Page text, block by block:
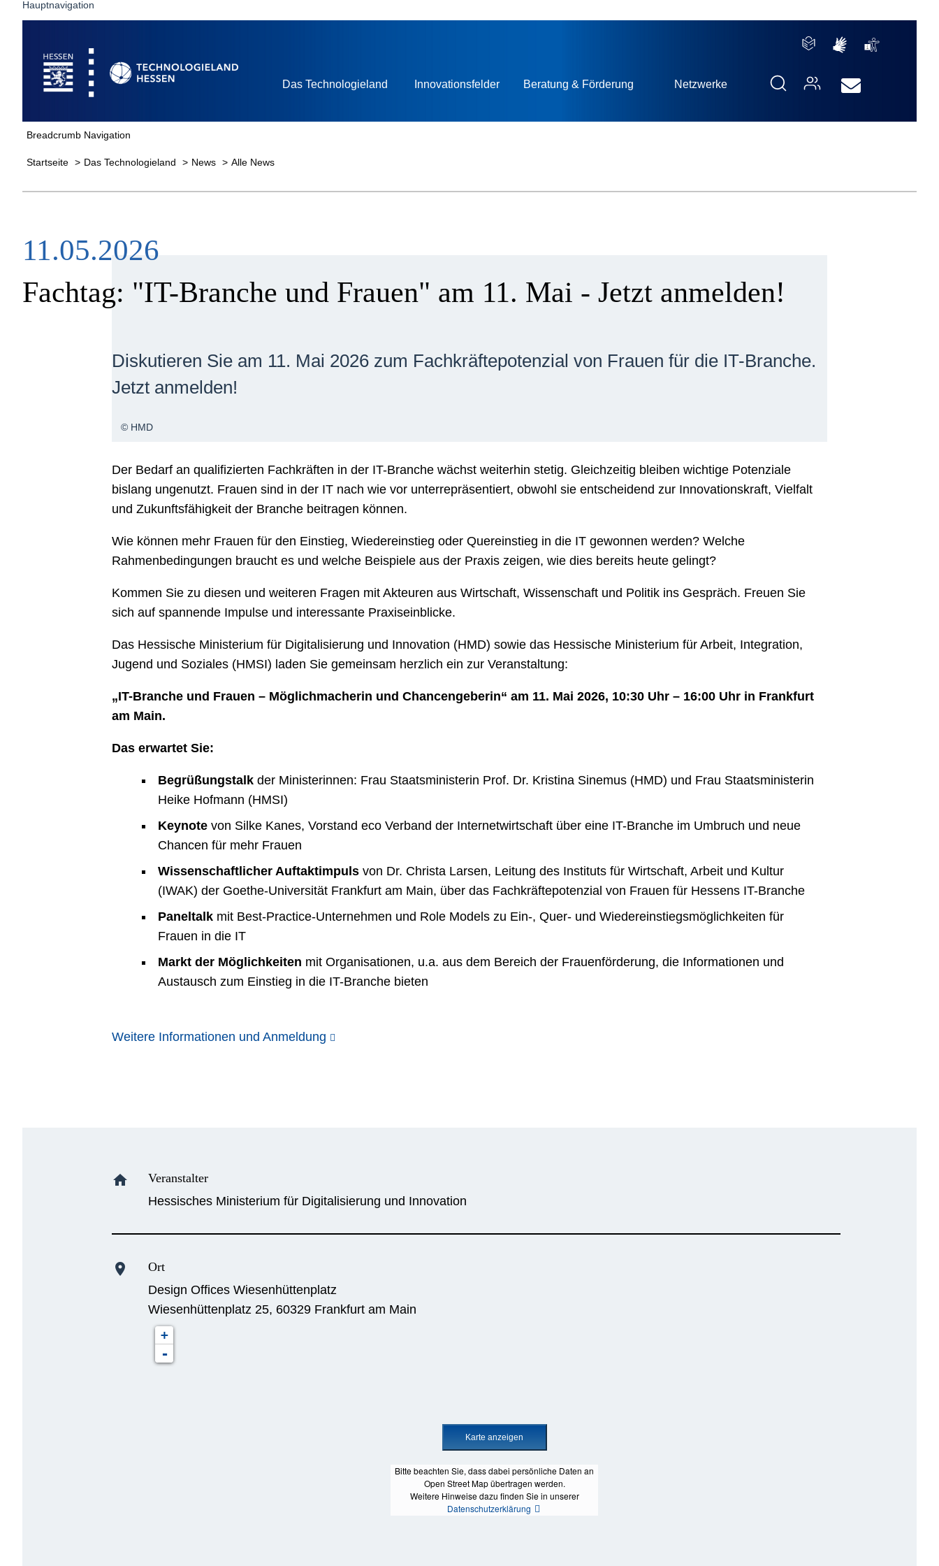
Hauptnavigation
Startseite
Das Technologieland Innovationsfelder Beratung & Förderung Netzwerke
Breadcrumb Navigation
Startseite Das Technologieland News Alle News
11.05.2026
Fachtag: "IT-Branche und Frauen" am 11. Mai - Jetzt anmelden!
Diskutieren Sie am 11. Mai 2026 zum Fachkräftepotenzial von Frauen für die IT-Branche.
Jetzt anmelden!
© HMD
Der Bedarf an qualifizierten Fachkräften in der IT-Branche wächst weiterhin stetig. Gleichzeitig bleiben wichtige Potenziale
bislang ungenutzt. Frauen sind in der IT nach wie vor unterrepräsentiert, obwohl sie entscheidend zur Innovationskraft, Vielfalt
und Zukunftsfähigkeit der Branche beitragen können.
Wie können mehr Frauen für den Einstieg, Wiedereinstieg oder Quereinstieg in die IT gewonnen werden? Welche
Rahmenbedingungen braucht es und welche Beispiele aus der Praxis zeigen, wie dies bereits heute gelingt?
Kommen Sie zu diesen und weiteren Fragen mit Akteuren aus Wirtschaft, Wissenschaft und Politik ins Gespräch. Freuen Sie
sich auf spannende Impulse und interessante Praxiseinblicke.
Das Hessische Ministerium für Digitalisierung und Innovation (HMD) sowie das Hessische Ministerium für Arbeit, Integration,
Jugend und Soziales (HMSI) laden Sie gemeinsam herzlich ein zur Veranstaltung:
„IT-Branche und Frauen – Möglichmacherin und Chancengeberin“ am 11. Mai 2026, 10:30 Uhr – 16:00 Uhr in Frankfurt
am Main.
Das erwartet Sie:
Begrüßungstalkder Ministerinnen: Frau Staatsministerin Prof. Dr. Kristina Sinemus (HMD) und Frau Staatsministerin
Heike Hofmann (HMSI)
Keynotevon Silke Kanes, Vorstand eco Verband der Internetwirtschaft über eine IT-Branche im Umbruch und neue
Chancen für mehr Frauen
Wissenschaftlicher Auftaktimpulsvon Dr. Christa Larsen, Leitung des Instituts für Wirtschaft, Arbeit und Kultur
(IWAK) der Goethe-Universität Frankfurt am Main, über das Fachkräftepotenzial von Frauen für Hessens IT-Branche
Paneltalk mit Best-Practice-Unternehmen und Role Models zu Ein-, Quer- und Wiedereinstiegsmöglichkeiten für
Frauen in die IT
Markt der Möglichkeiten mit Organisationen, u.a. aus dem Bereich der Frauenförderung, die Informationen und
Austausch zum Einstieg in die IT-Branche bieten
Weitere Informationen und Anmeldung
home
Veranstalter
Hessisches Ministerium für Digitalisierung und Innovation
location_on
Ort
Design Offices Wiesenhüttenplatz
Wiesenhüttenplatz 25, 60329 Frankfurt am Main
Bitte beachten Sie, dass dabei persönliche Daten an
Open Street Map übertragen werden.
Weitere Hinweise dazu finden Sie in unserer
Datenschutzerklärung
+
-